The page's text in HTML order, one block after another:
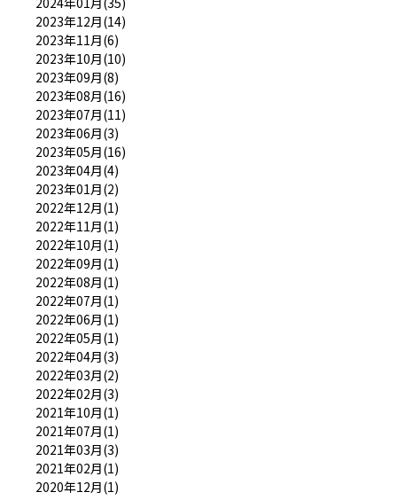
2023年12月(14)
2023年11月(6)
2023年10月(10)
2023年09月(8)
2023年08月(16)
2023年07月(11)
2023年06月(3)
2023年05月(16)
2023年04月(4)
2023年01月(2)
2022年12月(1)
2022年11月(1)
2022年10月(1)
2022年09月(1)
2022年08月(1)
2022年07月(1)
2022年06月(1)
2022年05月(1)
2022年04月(3)
2022年03月(2)
2022年02月(3)
2021年10月(1)
2021年07月(1)
2021年03月(3)
2021年02月(1)
2020年12月(1)